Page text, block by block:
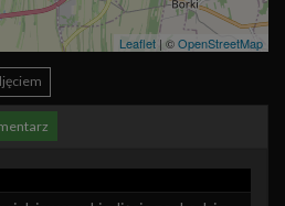
Leaflet | ©OpenStreetMap